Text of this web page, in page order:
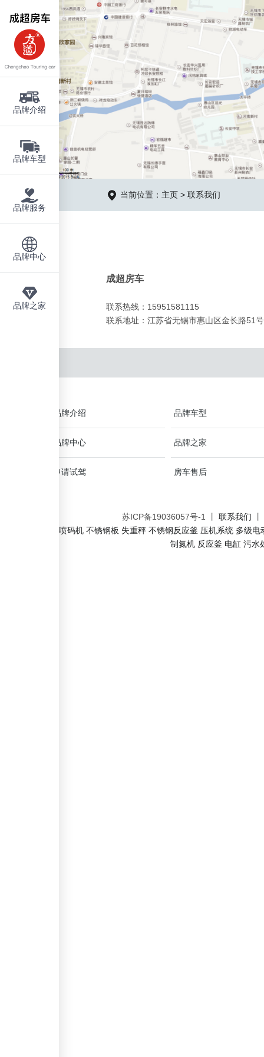
品牌介绍
品牌车型
品牌服务
品牌中心
品牌之家
当前位置： 主页 > 联系我们
成超房车
联系热线：15951581115
联系地址：江苏省无锡市惠山区金长路51号
品牌介绍 品牌车型
品牌中心 品牌之家
申请试驾 房车售后
苏ICP备19036057号-1 丨 联系我们 丨
彩色喷码机 不锈钢板 失重秤 不锈钢反应釜 压机系统 多级电
制氮机 反应釜 电缸 污水